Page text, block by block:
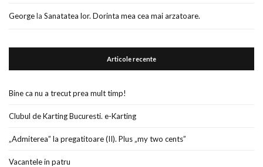
Georgela Sanatatea lor. Dorinta mea cea mai arzatoare.
Articole recente
Bine ca nu a trecut prea mult timp!
Clubul de Karting Bucuresti. e-Karting
„Admiterea” la pregatitoare (II). Plus „my two cents”
Vacantele in patru